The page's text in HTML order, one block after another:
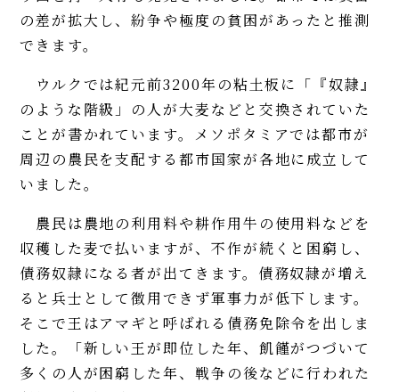
の差が拡大し、紛争や極度の貧困があったと推測
できます。
ウルクでは紀元前3200年の粘土板に「『奴隷』
のような階級」の人が大麦などと交換されていた
ことが書かれています。メソポタミアでは都市が
周辺の農民を支配する都市国家が各地に成立して
いました。
農民は農地の利用料や耕作用牛の使用料などを
収穫した麦で払いますが、不作が続くと困窮し、
債務奴隷になる者が出てきます。債務奴隷が増え
ると兵士として徴用できず軍事力が低下します。
そこで王はアマギと呼ばれる債務免除令を出しま
した。「新しい王が即位した年、飢饉がつづいて
多くの人が困窮した年、戦争の後などに行われた